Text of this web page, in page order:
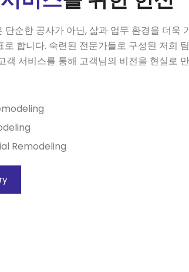
순한 공사가 아닌, 삶과 업무 환경을 더욱
로 합니다. 숙련된 전문가들로 구성된 저희
객 서비스를 통해 고객님의 비전을 현실로
Remodeling